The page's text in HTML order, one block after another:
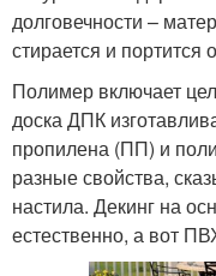
долговечности –
стирается и портится
Полимер включает
доска ДПК
пропилена (ПП) и
разные свойства,
настила. Декинг на
естественно, а вот